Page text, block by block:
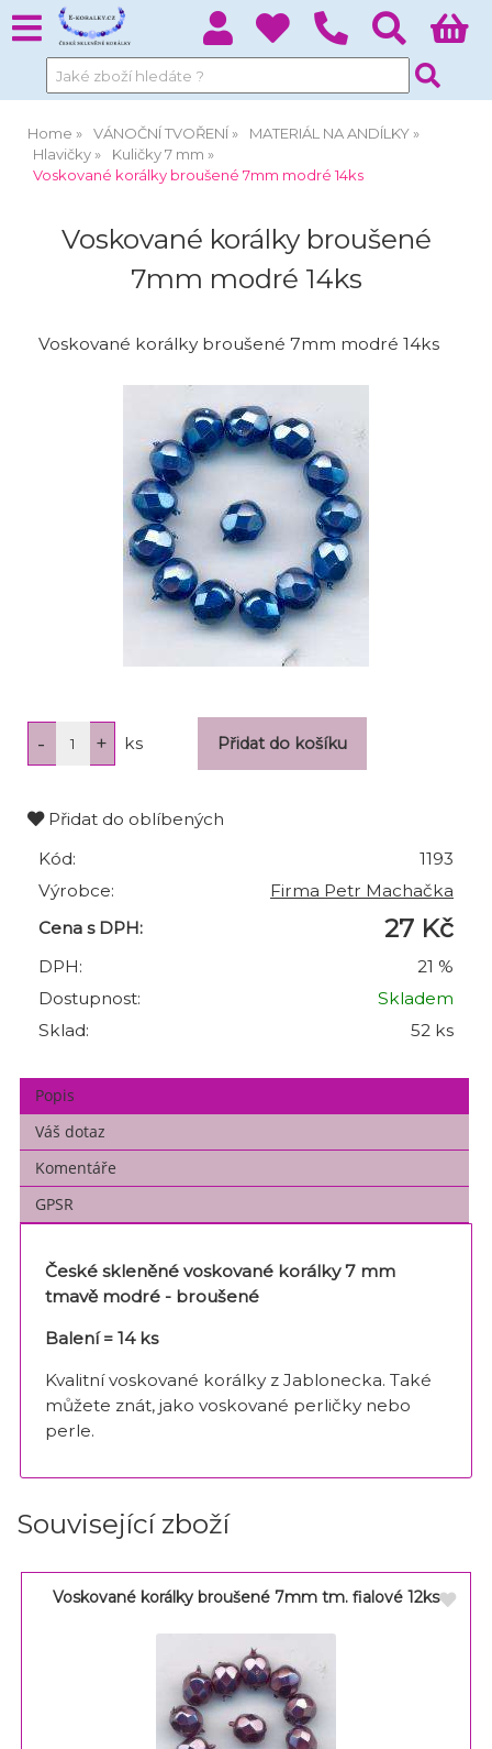
Home VÁNOČNÍ TVOŘENÍ
MATERIÁL NA ANDÍLKY
Hlavičky
Kuličky 7 mm
Voskované korálky broušené 7mm modré 14ks
Voskované korálky broušené
7mm modré 14ks
Voskované korálky broušené 7mm modré 14ks
ks
Přidat do oblíbených
Kód:
1193
Výrobce:
Firma Petr Machačka
Cena s DPH:
27 Kč
DPH:
21 %
Dostupnost:
Skladem
Sklad:
52 ks
Popis
Váš dotaz
Komentáře
GPSR
České skleněné voskované korálky 7 mm
tmavě modré - broušené
Balení = 14 ks
Kvalitní voskované korálky z Jablonecka. Také
můžete znát, jako voskované perličky nebo
perle.
Související zboží
Voskované korálky broušené 7mm tm. fialové 12ks